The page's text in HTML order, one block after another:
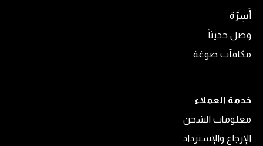
أَسِرَّة
وصل حديثاً
مكافآت صوغة
خدمة العملاء
معلومات الشحن
الإرجاع والإسترداد